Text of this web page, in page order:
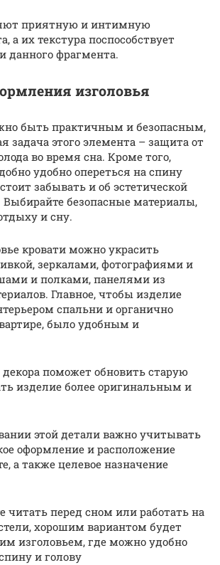
приятную и интимную
а их текстура поспособствует
данного фрагмента.
изголовья
быть практичным и безопасным,
задача этого элемента – защита от
во время сна. Кроме того,
удобно опереться на спину
забывать и об эстетической
безопасные материалы,
и сну.
кровати можно украсить
зеркалами, фотографиями и
и полками, панелями из
Главное, чтобы изделие
спальни и органично
было удобным и
поможет обновить старую
изделие более оригинальным и
этой детали важно учитывать
оформление и расположение
а также целевое назначение
читать перед сном или работать на
хорошим вариантом будет
изголовьем, где можно удобно
и голову